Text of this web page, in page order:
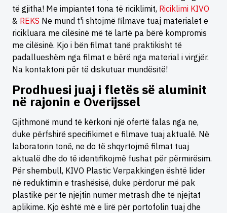
të gjitha! Me impiantet tona të riciklimit, Riciklimi KIVO
& REKS Ne mund t'i shtojmë filmave tuaj materialet e
ricikluara me cilësinë më të lartë pa bërë kompromis
me cilësinë. Kjo i bën filmat tanë praktikisht të
padallueshëm nga filmat e bërë nga material i virgjër.
Na kontaktoni për të diskutuar mundësitë!
Prodhuesi juaj i fletës së aluminit
në rajonin e Overijssel
Gjithmonë mund të kërkoni një ofertë falas nga ne,
duke përfshirë specifikimet e filmave tuaj aktualë. Në
laboratorin tonë, ne do të shqyrtojmë filmat tuaj
aktualë dhe do të identifikojmë fushat për përmirësim.
Për shembull, KIVO Plastic Verpakkingen është lider
në reduktimin e trashësisë, duke përdorur më pak
plastikë për të njëjtin numër metrash dhe të njëjtat
aplikime. Kjo është më e lirë për portofolin tuaj dhe